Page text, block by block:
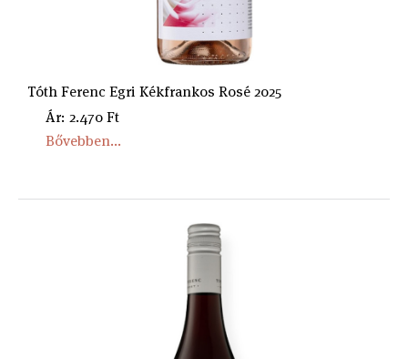
Tóth Ferenc Egri Kékfrankos Rosé 2025
Ár: 2.470 Ft
Bővebben...